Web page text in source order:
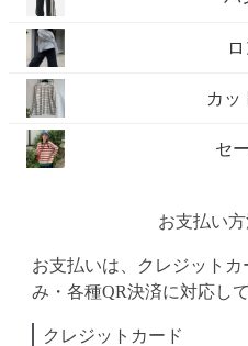
カッ
セ
お支払い
お支払いは、クレジット
み・各種QR決済に対応し
クレジットカード